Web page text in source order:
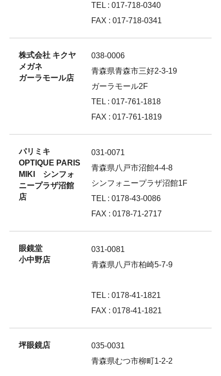
TEL : 017-718-0340
FAX : 017-718-0341
株式会社 キクヤ
メガネ
ガーラモール店
038-0006
青森県青森市三好2-3-19
ガーラモール2F
TEL : 017-761-1818
FAX : 017-761-1819
パリミキ
OPTIQUE PARIS
MIKI シンフォ
ニープラザ沼館
店
031-0071
青森県八戸市沼館4-4-8
シンフォニープラザ沼館1F
TEL : 0178-43-0086
FAX : 0178-71-2717
眼鏡堂
小中野店
031-0081
青森県八戸市柏崎5-7-9
TEL : 0178-41-1821
FAX : 0178-41-1821
坪眼鏡店
035-0031
青森県むつ市柳町1-2-2